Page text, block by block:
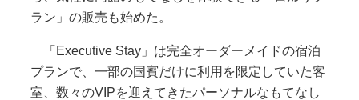
ラン」の販売も始めた。
「Executive Stay」は完全オーダーメイドの宿泊
プランで、一部の国賓だけに利用を限定していた客
室、数々のVIPを迎えてきたパーソナルなもてなし